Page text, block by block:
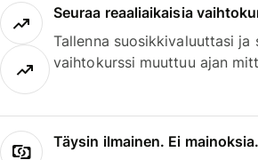
Seuraa reaaliaikaisia
Tallenna suosikkivaluuttasi ja
vaihtokurssi muuttuu ajan
Täysin ilmainen. Ei mainoksia.